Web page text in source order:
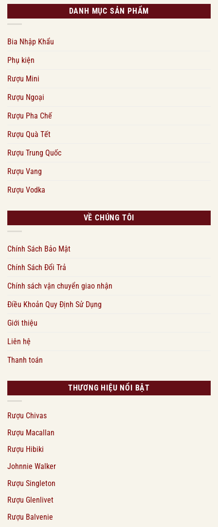
DANH MỤC SẢN PHẨM
Bia Nhập Khẩu
Phụ kiện
Rượu Mini
Rượu Ngoại
Rượu Pha Chế
Rượu Quà Tết
Rượu Trung Quốc
Rượu Vang
Rượu Vodka
VỀ CHÚNG TÔI
Chính Sách Bảo Mật
Chính Sách Đổi Trả
Chính sách vận chuyển giao nhận
Điều Khoản Quy Định Sử Dụng
Giới thiệu
Liên hệ
Thanh toán
THƯƠNG HIỆU NỔI BẬT
Rượu Chivas
Rượu Macallan
Rượu Hibiki
Johnnie Walker
Rượu Singleton
Rượu Glenlivet
Rượu Balvenie